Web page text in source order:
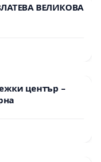
ВЕЛИКОВА
център –